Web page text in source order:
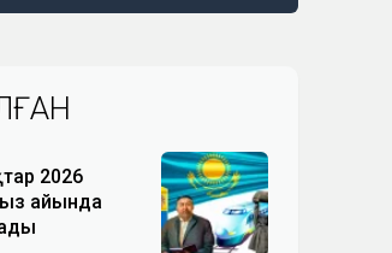
2026
айында